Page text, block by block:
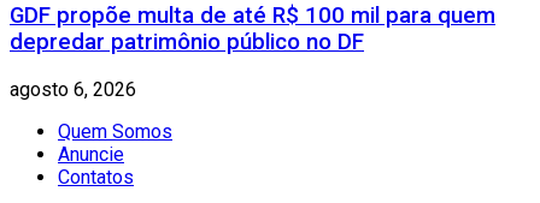
GDF propõe multa de até R$ 100 mil para quem
depredar patrimônio público no DF
agosto 6, 2026
Quem Somos
Anuncie
Contatos